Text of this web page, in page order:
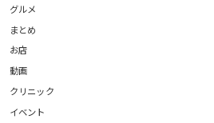
グルメ
まとめ
お店
動画
クリニック
イベント